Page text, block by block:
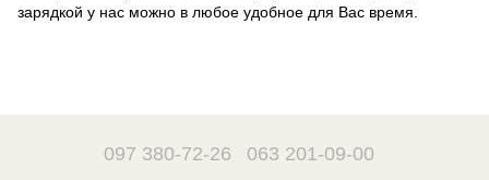
зарядкой у нас можно в любое удобное для Вас время.
097 380-72-26 063 201-09-00